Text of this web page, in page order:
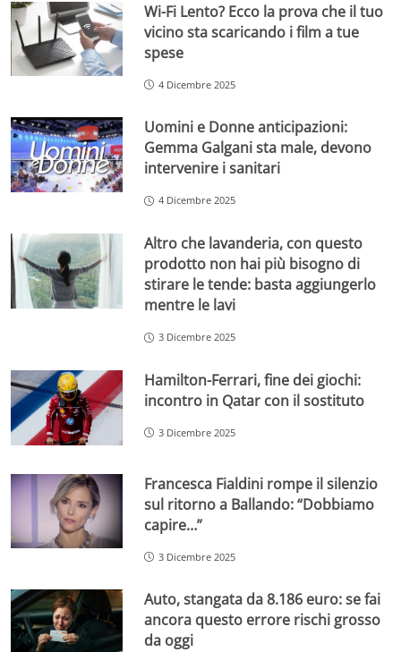
Wi-Fi Lento? Ecco la prova che il tuo
vicino sta scaricando i film a tue
spese
4 Dicembre 2025
Uomini e Donne anticipazioni:
Gemma Galgani sta male, devono
intervenire i sanitari
4 Dicembre 2025
Altro che lavanderia, con questo
prodotto non hai più bisogno di
stirare le tende: basta aggiungerlo
mentre le lavi
3 Dicembre 2025
Hamilton-Ferrari, fine dei giochi:
incontro in Qatar con il sostituto
3 Dicembre 2025
Francesca Fialdini rompe il silenzio
sul ritorno a Ballando: “Dobbiamo
capire…”
3 Dicembre 2025
Auto, stangata da 8.186 euro: se fai
ancora questo errore rischi grosso
da oggi